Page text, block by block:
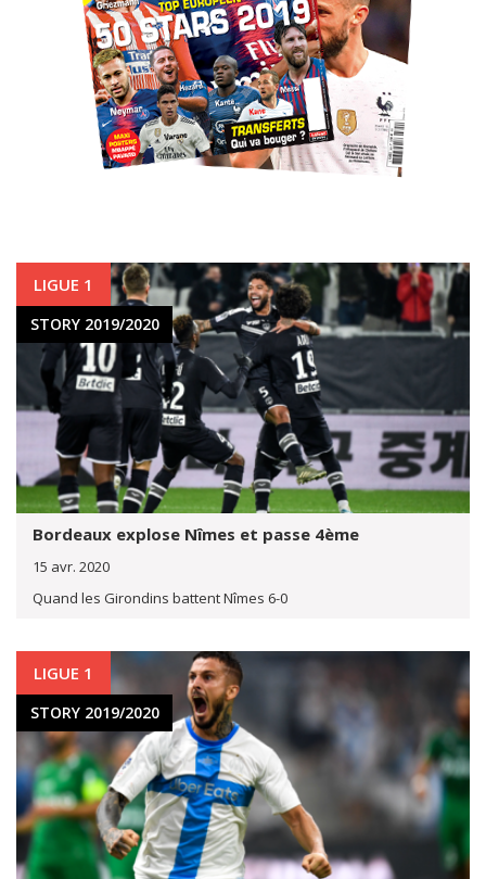
LIGUE 1
STORY 2019/2020
Bordeaux explose Nîmes et passe 4ème
15 avr. 2020
Quand les Girondins battent Nîmes 6-0
LIGUE 1
STORY 2019/2020